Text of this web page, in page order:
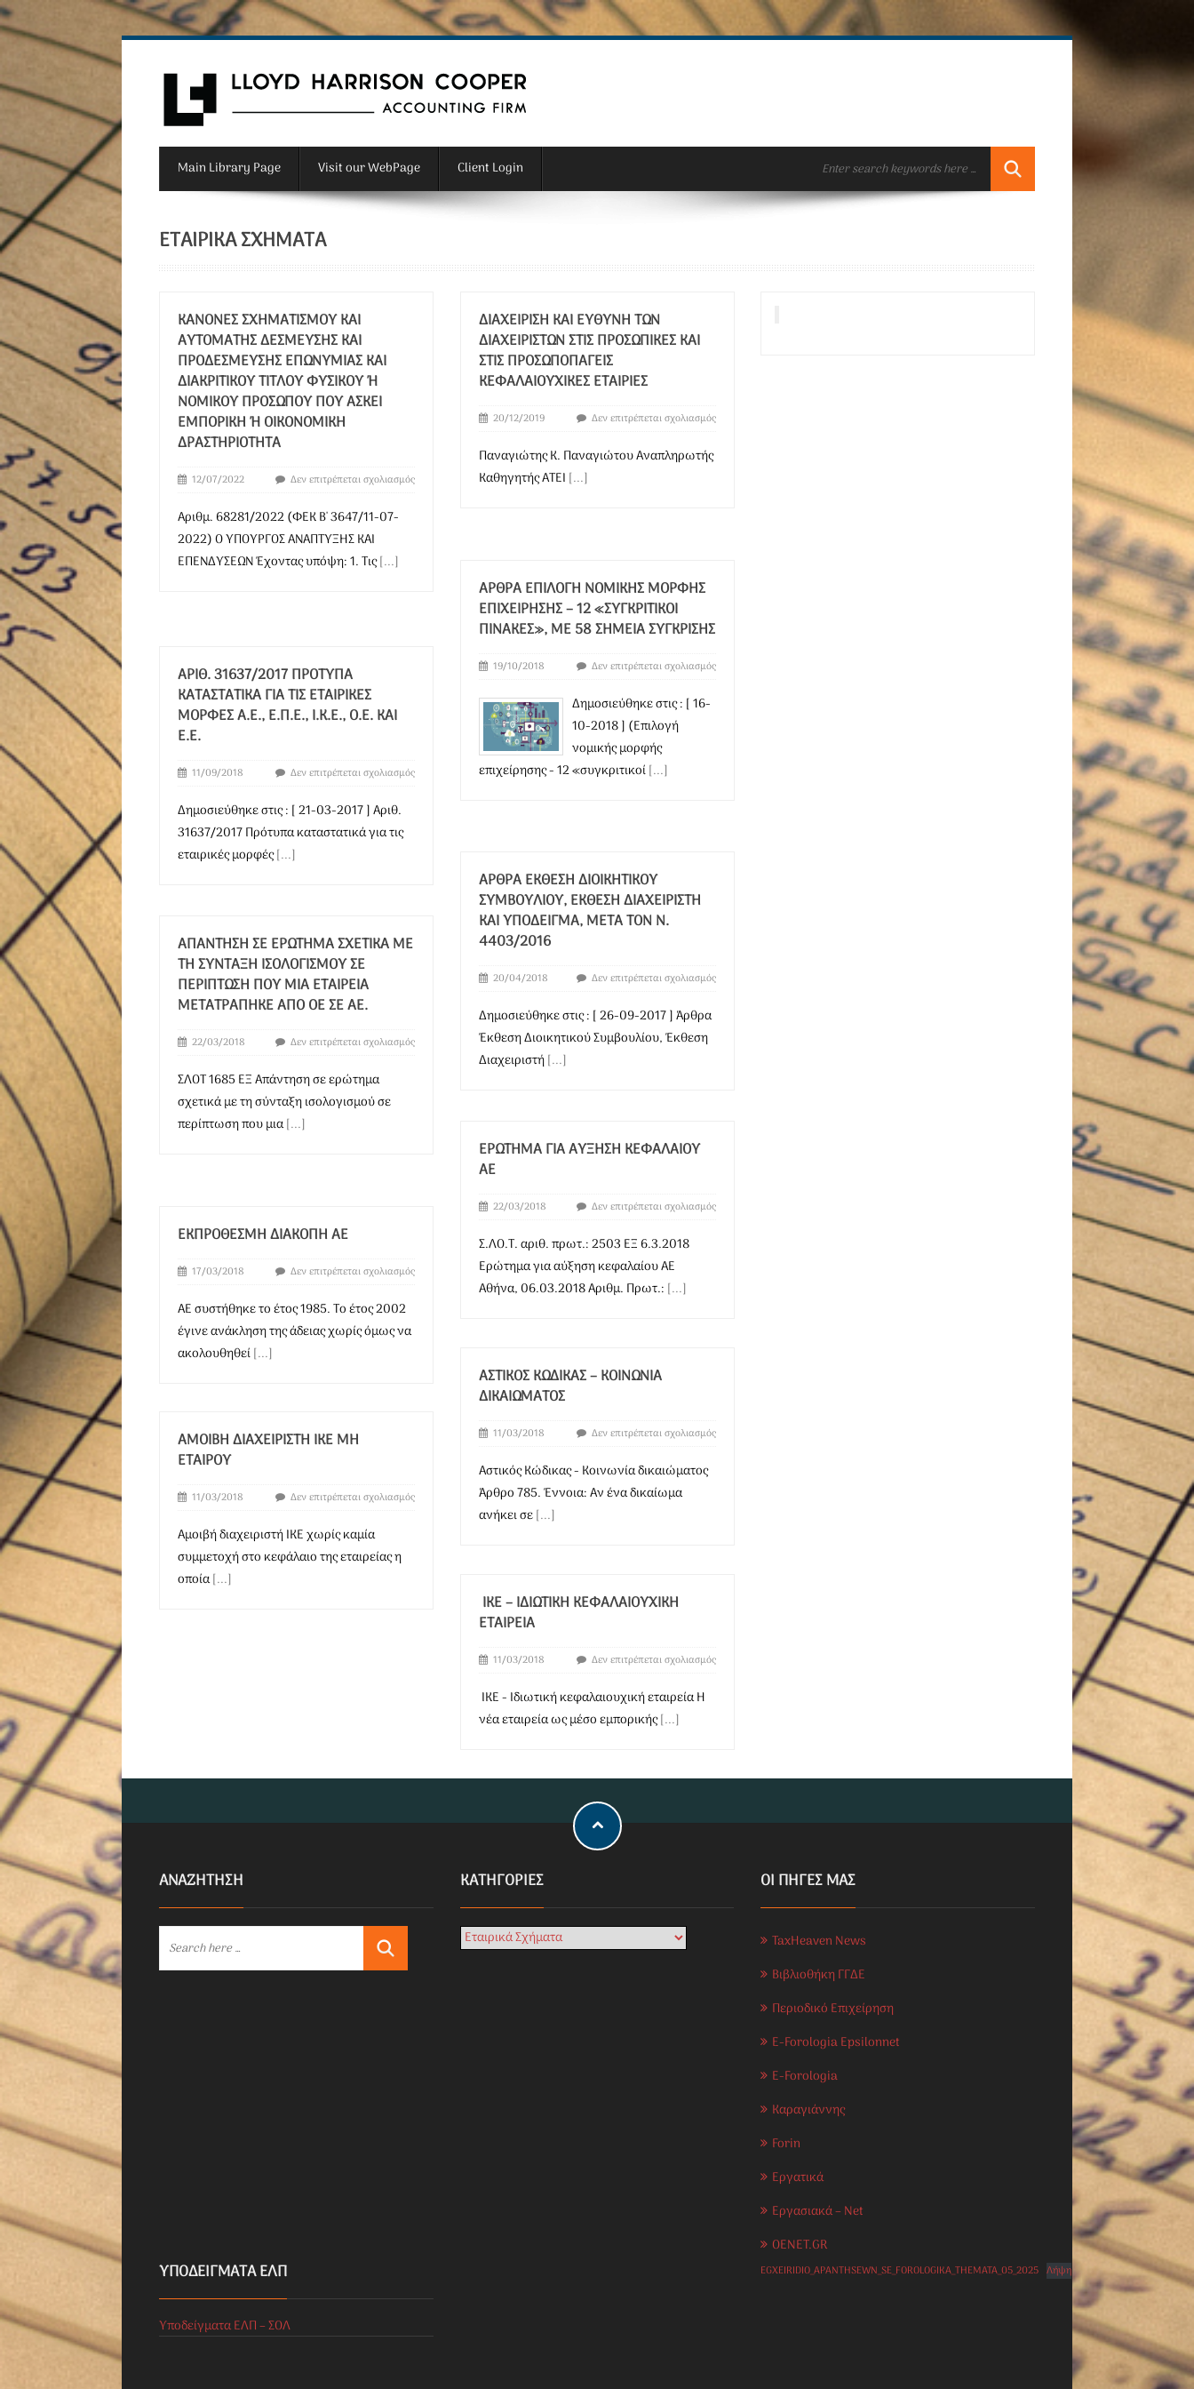
Main Library Page Visit our WebPage Client Login
ΕΤΑΙΡΙΚΆ ΣΧΉΜΑΤΑ
ΚΑΝΌΝΕΣ ΣΧΗΜΑΤΙΣΜΟΎ ΚΑΙ
ΑΥΤΌΜΑΤΗΣ ΔΈΣΜΕΥΣΗΣ ΚΑΙ
ΠΡΟΔΈΣΜΕΥΣΗΣ ΕΠΩΝΥΜΊΑΣ ΚΑΙ
ΔΙΑΚΡΙΤΙΚΟΎ ΤΊΤΛΟΥ ΦΥΣΙΚΟΎ Ή Ν
ΟΜΙΚΟΎ ΠΡΟΣΏΠΟΥ ΠΟΥ ΑΣΚΕΊ Ε
ΜΠΟΡΙΚΉ Ή ΟΙΚΟΝΟΜΙΚΉ ΔΡ
ΑΣΤΗΡΙΌΤΗΤΑ
12/07/2022 Δεν επιτρέπεται σχολιασμός
Αριθμ. 68281/2022 (ΦΕΚ Β' 3647/11-07-
2022) Ο ΥΠΟΥΡΓΟΣ ΑΝΑΠΤΥΞΗΣ ΚΑΙ
ΕΠΕΝΔΥΣΕΩΝ Έχοντας υπόψη: 1. Τις[...]
ΔΙΑΧΕΊΡΙΣΗ ΚΑΙ ΕΥΘΎΝΗ ΤΩΝ
ΔΙΑΧΕΙΡΙΣΤΏΝ ΣΤΙΣ ΠΡΟΣΩΠΙΚΈΣ ΚΑΙ
ΣΤΙΣ ΠΡΟΣΩΠΟΠΑΓΕΊΣ
ΚΕΦΑΛΑΙΟΥΧΙΚΈΣ ΕΤΑΙΡΊΕΣ
20/12/2019 Δεν επιτρέπεται σχολιασμός
Παναγιώτης Κ. Παναγιώτου Αναπληρωτής
Καθηγητής ΑΤΕΙ [...]
ΆΡΘΡΑ ΕΠΙΛΟΓΉ ΝΟΜΙΚΉΣ ΜΟΡΦΉΣ
ΕΠΙΧΕΊΡΗΣΗΣ – 12 «ΣΥΓΚΡΙΤΙΚΟΊ
ΠΊΝΑΚΕΣ», ΜΕ 58 ΣΗΜΕΊΑ ΣΎΓΚΡΙΣΗΣ
19/10/2018 Δεν επιτρέπεται σχολιασμός
Δημοσιεύθηκε στις : [ 16-
10-2018 ] (Επιλογή
νομικής μορφής
επιχείρησης - 12 «συγκριτικοί[...]
ΑΡΙΘ. 31637/2017 ΠΡΌΤΥΠΑ
ΚΑΤΑΣΤΑΤΙΚΆ ΓΙΑ ΤΙΣ ΕΤΑΙΡΙΚΈΣ
ΜΟΡΦΈΣ Α.Ε., Ε.Π.Ε., Ι.Κ.Ε., Ο.Ε. ΚΑΙ
Ε.Ε.
11/09/2018 Δεν επιτρέπεται σχολιασμός
Δημοσιεύθηκε στις : [ 21-03-2017 ] Αριθ.
31637/2017 Πρότυπα καταστατικά για τις
εταιρικές μορφές[...]
ΆΡΘΡΑ ΈΚΘΕΣΗ ΔΙΟΙΚΗΤΙΚΟΎ
ΣΥΜΒΟΥΛΊΟΥ, ΈΚΘΕΣΗ ΔΙΑΧΕΙΡΙΣΤΉ
ΚΑΙ ΥΠΌΔΕΙΓΜΑ, ΜΕΤΆ ΤΟΝ Ν.
4403/2016
20/04/2018 Δεν επιτρέπεται σχολιασμός
Δημοσιεύθηκε στις : [ 26-09-2017 ] Άρθρα
Έκθεση Διοικητικού Συμβουλίου, Έκθεση
Διαχειριστή[...]
ΑΠΆΝΤΗΣΗ ΣΕ ΕΡΏΤΗΜΑ ΣΧΕΤΙΚΆ ΜΕ
ΤΗ ΣΎΝΤΑΞΗ ΙΣΟΛΟΓΙΣΜΟΎ ΣΕ
ΠΕΡΊΠΤΩΣΗ ΠΟΥ ΜΙΑ ΕΤΑΙΡΕΊΑ
ΜΕΤΑΤΡΆΠΗΚΕ ΑΠΌ ΟΕ ΣΕ ΑΕ.
22/03/2018 Δεν επιτρέπεται σχολιασμός
ΣΛΟΤ 1685 ΕΞ Απάντηση σε ερώτημα
σχετικά με τη σύνταξη ισολογισμού σε
περίπτωση που μια[...]
ΕΡΏΤΗΜΑ ΓΙΑ ΑΎΞΗΣΗ ΚΕΦΑΛΑΊΟΥ
ΑΕ
22/03/2018 Δεν επιτρέπεται σχολιασμός
Σ.ΛΟ.Τ. αριθ. πρωτ.: 2503 ΕΞ 6.3.2018
Ερώτημα για αύξηση κεφαλαίου ΑΕ
Αθήνα, 06.03.2018 Αριθμ. Πρωτ.: [...]
ΕΚΠΡΌΘΕΣΜΗ ΔΙΑΚΟΠΉ ΑΕ
17/03/2018 Δεν επιτρέπεται σχολιασμός
ΑΕ συστήθηκε το έτος 1985. Το έτος 2002
έγινε ανάκληση της άδειας χωρίς όμως να
ακολουθηθεί[...]
ΑΣΤΙΚΌΣ ΚΏΔΙΚΑΣ – ΚΟΙΝΩΝΊΑ
ΔΙΚΑΙΏΜΑΤΟΣ
11/03/2018 Δεν επιτρέπεται σχολιασμός
Αστικός Κώδικας - Κοινωνία δικαιώματος
Άρθρο 785. Έννοια: Αν ένα δικαίωμα
ανήκει σε[...]
ΑΜΟΙΒΉ ΔΙΑΧΕΙΡΙΣΤΉ ΙΚΕ ΜΗ
ΕΤΑΊΡΟΥ
11/03/2018 Δεν επιτρέπεται σχολιασμός
Αμοιβή διαχειριστή ΙΚΕ χωρίς καμία
συμμετοχή στο κεφάλαιο της εταιρείας η
οποία[...]
ΙΚΕ – ΙΔΙΩΤΙΚΉ ΚΕΦΑΛΑΙΟΥΧΙΚΉ
ΕΤΑΙΡΕΊΑ
11/03/2018 Δεν επιτρέπεται σχολιασμός
ΙΚΕ - Ιδιωτική κεφαλαιουχική εταιρεία Η
νέα εταιρεία ως μέσο εμπορικής[...]
ΑΝΑΖΗΤΗΣΗ KΑΤΗΓΟΡΊΕΣ ΟΙ ΠΗΓΕΣ ΜΑΣ
TaxHeaven News
Βιβλιοθήκη ΓΓΔΕ
Περιοδικό Επιχείρηση
E-Forologia Epsilonnet
E-Forologia
Καραγιάννης
Forin
Εργατικά
Εργασιακά – Net
OENET.GR
ΥΠΟΔΕΊΓΜΑΤΑ ΕΛΠ
Υποδείγματα ΕΛΠ – ΣΟΛ
EGXEIRIDIO_APANTHSEWN_SE_FOROLOGIKA_THEMATA_05_2025 Λήψη